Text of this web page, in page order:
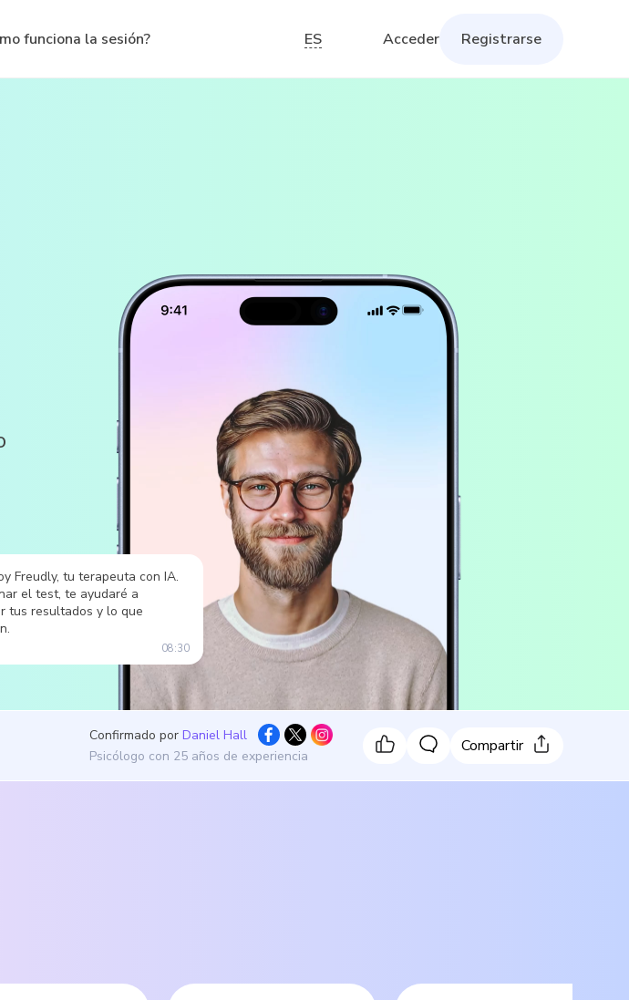
funciona la sesión? ES Acceder Registrarse
Freudly, tu terapeuta con IA.
el test, te ayudaré a
tus resultados y lo que
08:30
Confirmado por Daniel Hall
Psicólogo con 25 años de experiencia
Compartir